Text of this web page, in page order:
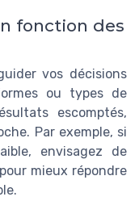
fonction des
vos décisions
ou types de
escomptés,
Par exemple, si
envisagez de
mieux répondre